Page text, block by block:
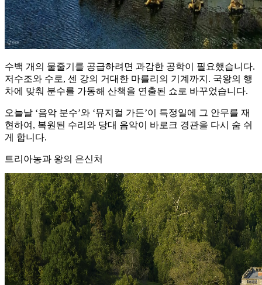
수백 개의 물줄기를 공급하려면 과감한 공학이 필요했습니다.
저수조와 수로, 센 강의 거대한 마를리의 기계까지. 국왕의 행
차에 맞춰 분수를 가동해 산책을 연출된 쇼로 바꾸었습니다.
오늘날 ‘음악 분수’와 ‘뮤지컬 가든’이 특정일에 그 안무를 재
현하여, 복원된 수리와 당대 음악이 바로크 경관을 다시 숨 쉬
게 합니다.
트리아농과 왕의 은신처